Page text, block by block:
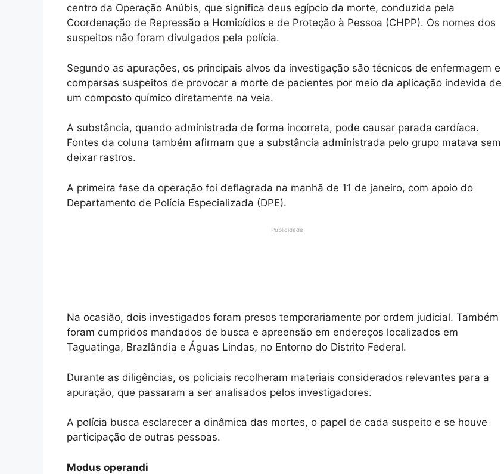
centro da Operação Anúbis, que significa deus egípcio da morte, conduzida pela
Coordenação de Repressão a Homicídios e de Proteção à Pessoa (CHPP). Os nomes dos
suspeitos não foram divulgados pela polícia.
Segundo as apurações, os principais alvos da investigação são técnicos de enfermagem e
comparsas suspeitos de provocar a morte de pacientes por meio da aplicação indevida de
um composto químico diretamente na veia.
A substância, quando administrada de forma incorreta, pode causar parada cardíaca.
Fontes da coluna também afirmam que a substância administrada pelo grupo matava sem
deixar rastros.
A primeira fase da operação foi deflagrada na manhã de 11 de janeiro, com apoio do
Departamento de Polícia Especializada (DPE).
Publicidade
Na ocasião, dois investigados foram presos temporariamente por ordem judicial. Também
foram cumpridos mandados de busca e apreensão em endereços localizados em
Taguatinga, Brazlândia e Águas Lindas, no Entorno do Distrito Federal.
Durante as diligências, os policiais recolheram materiais considerados relevantes para a
apuração, que passaram a ser analisados pelos investigadores.
A polícia busca esclarecer a dinâmica das mortes, o papel de cada suspeito e se houve
participação de outras pessoas.
Modus operandi